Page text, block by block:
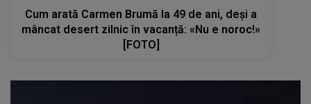
Cum arată Carmen Brumă la 49 de ani, deși a
mâncat desert zilnic în vacanță: «Nu e noroc!»
[FOTO]